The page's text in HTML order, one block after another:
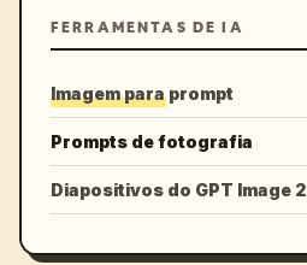
FERRAMENTAS DE IA
Imagem para prompt
Prompts de fotografia
Diapositivos do GPT Image 2